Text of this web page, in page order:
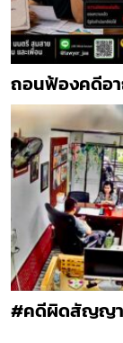
ถอนฟ้องคดีอ
#คดีผิดสัญญา